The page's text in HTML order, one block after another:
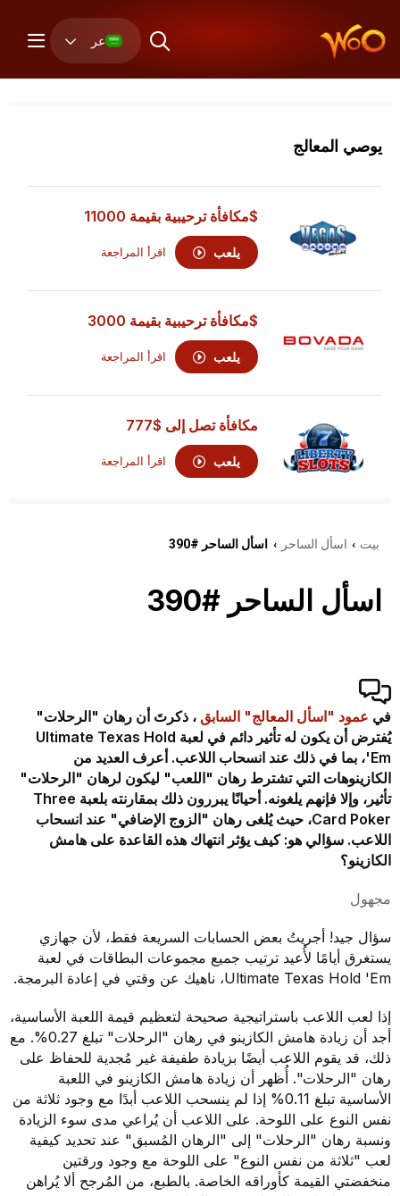
عر
يوصي المعالج
$مكافأة ترحيبية بقيمة 11000
يلعب اقرأ المراجعة
$مكافأة ترحيبية بقيمة 3000
يلعب اقرأ المراجعة
مكافأة تصل إلى$777
يلعب اقرأ المراجعة
بيت › اسأل الساحر اسأل الساحر #390
اسأل الساحر #390
فيعمود "اسأل المعالج" السابق، ذكرتَ أن رهان "الرحلات"
يُفترض أن يكون له تأثير دائم في لعبة Ultimate Texas Hold
'Em، بما في ذلك عند انسحاب اللاعب. أعرف العديد من
الكازينوهات التي تشترط رهان "اللعب" ليكون لرهان "الرحلات"
تأثير، وإلا فإنهم يلغونه. أحيانًا يبررون ذلك بمقارنته بلعبة Three
Card Poker، حيث يُلغى رهان "الزوج الإضافي" عند انسحاب
اللاعب. سؤالي هو: كيف يؤثر انتهاك هذه القاعدة على هامش
الكازينو؟
مجهول
سؤال جيد! أجريتُ بعض الحسابات السريعة فقط، لأن جهازي
يستغرق أيامًا لأُعيد ترتيب جميع مجموعات البطاقات في لعبة
Ultimate Texas Hold 'Em، ناهيك عن وقتي في إعادة البرمجة.
إذا لعب اللاعب باستراتيجية صحيحة لتعظيم قيمة اللعبة الأساسية،
أجد أن زيادة هامش الكازينو في رهان "الرحلات" تبلغ 0.27%. مع
ذلك، قد يقوم اللاعب أيضًا بزيادة طفيفة غير مُجدية للحفاظ على
رهان "الرحلات". أُظهر أن زيادة هامش الكازينو في اللعبة
الأساسية تبلغ 0.11% إذا لم ينسحب اللاعب أبدًا مع وجود ثلاثة من
نفس النوع على اللوحة. على اللاعب أن يُراعي مدى سوء الزيادة
ونسبة رهان "الرحلات" إلى "الرهان المُسبق" عند تحديد كيفية
لعب "ثلاثة من نفس النوع" على اللوحة مع وجود ورقتين
منخفضتي القيمة كأوراقه الخاصة. بالطبع، من المُرجح ألا يُراهن